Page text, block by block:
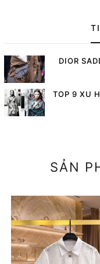
DIOR
TOP 9 XU
SẢN